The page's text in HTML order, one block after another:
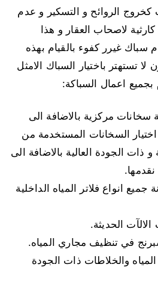
كخروج الروائح و التسكير و عدم
لاصحاب العقار و هذا
سباك غيرر كفوء بالقيام بهذه
لا تستهتر باختيار السباك الامثل
بجميع اعمال السباكة:
سخانات مركزية بالاضافة الى
السخانات المستخدمة من
و ذات الجودة العالية بالاضافة الى
انواع فلاتر المياه الداخلية
الحديثة.
في تنظيف مجاري المياه.
والخلاطات ذات الجودة